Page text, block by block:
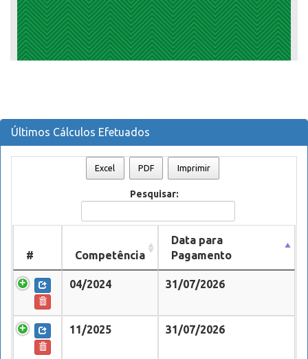
Últimos Cálculos Efetuados
Excel PDF Imprimir
Pesquisar:
# Competência
Data para
Pagamento
04/2024 31/07/2026
11/2025 31/07/2026